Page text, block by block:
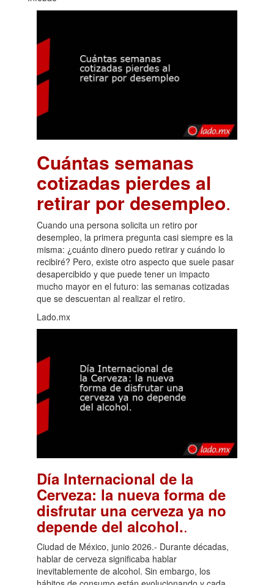
Cuántas semanas
cotizadas pierdes al
retirar por desempleo.
Cuando una persona solicita un retiro por
desempleo, la primera pregunta casi siempre es la
misma: ¿cuánto dinero puedo retirar y cuándo lo
recibiré? Pero, existe otro aspecto que suele pasar
desapercibido y que puede tener un impacto
mucho mayor en el futuro: las semanas cotizadas
que se descuentan al realizar el retiro.
Lado.mx
Día Internacional de la
Cerveza: la nueva forma de
disfrutar una cerveza ya no
depende del alcohol..
Ciudad de México, junio 2026.- Durante décadas,
hablar de cerveza significaba hablar
inevitablemente de alcohol. Sin embargo, los